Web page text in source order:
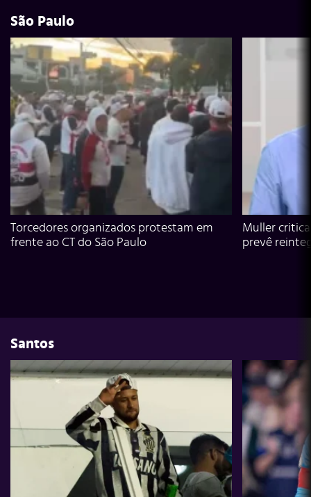
São Paulo
Torcedores organizados protestam em
frente ao CT do São Paulo
Muller
prevê
Santos